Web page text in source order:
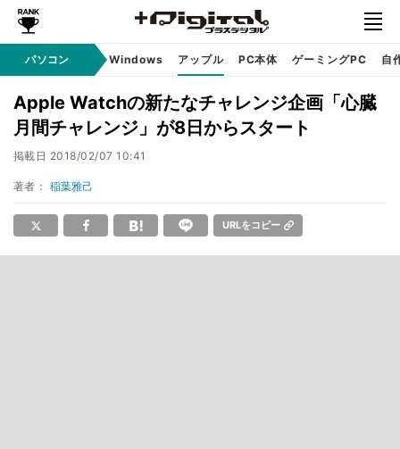
パソコン Windows アップル PC本体 ゲーミングPC 自
Apple Watchの新たなチャレンジ企画「心臓
月間チャレンジ」が8日からスタート
掲載日 2018/02/07 10:41
著者： 稲葉雅己
URLをコピー